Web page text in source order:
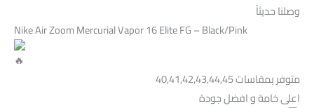
وصلنا حديثاً
Nike Air Zoom Mercurial Vapor 16 Elite FG – Black/Pink
متوفر بمقاسات 40,41,42,43,44,45
اعلى خامة و افضل جودة